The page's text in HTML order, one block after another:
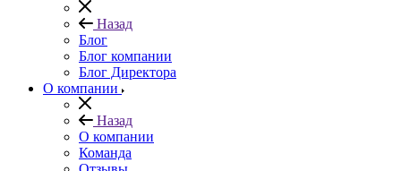
Назад
Блог
Блог компании
Блог Директора
О компании
Назад
О компании
Команда